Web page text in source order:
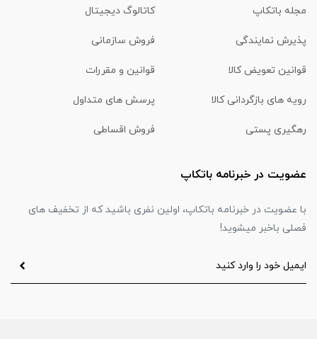
مجله باتکاپ کاتالوگ دیجیتال
پذیرش نمایندگی فروش سازمانی
قوانین تعویض کالا قوانین و مقررات
رویه های بازگردانی کالا پرسش های متداول
رهگیری پستی فروش اقساطی
عضویت در خبرنامه باتکاپ
با عضویت در خبرنامه باتکاپ، اولین نفری باشید که از تخفیف های
فصلی باخبر میشوید!